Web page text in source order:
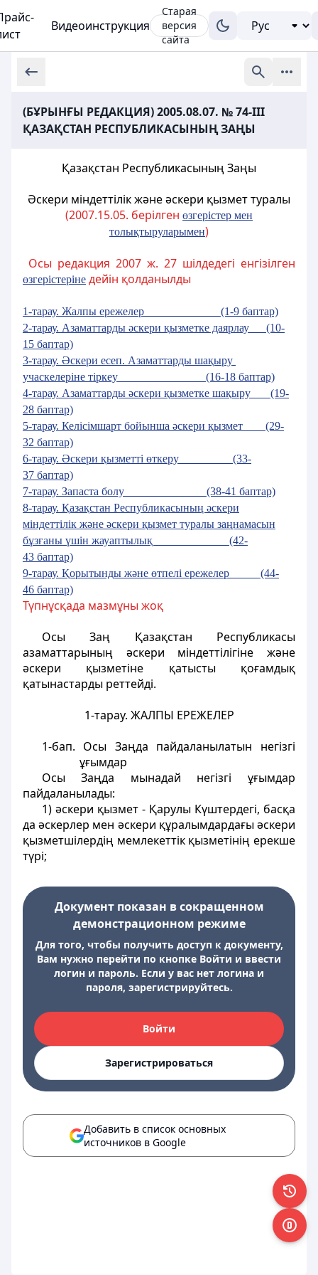
Видеоинструкция
Старая
версия
сайта
(БҰРЫНҒЫ РЕДАКЦИЯ) 2005.08.07. № 74-III
ҚАЗАҚСТАН РЕСПУБЛИКАСЫНЫҢ ЗАҢЫ
Қазақстан Республикасының Заңы
Әскери міндеттілік және әскери қызмет туралы
(2007.15.05. берілген өзгерістер мен
толықтыруларымен)
Осы редакция 2007 ж. 27 шілдедегі енгізілген
өзгерістеріне дейін қолданылды
1-тарау. Жалпы ережелер (1-9 баптар)
2-тарау. Азаматтарды әскери қызметке даярлау (10-
15 баптар)
3-тарау. Әскери есеп. Азаматтарды шақыру
учаскелерiне тiркеу (16-18 баптар)
4-тарау. Азаматтарды әскери қызметке шақыру (19-
28 баптар)
5-тарау. Келісімшарт бойынша әскери қызмет (29-
32 баптар)
6-тарау. Әскери қызметті өткеру (33-
37 баптар)
7-тарау. Запаста болу (38-41 баптар)
8-тарау. Қазақстан Республикасының әскери
мiндеттiлiк және әскери қызмет туралы заңнамасын
бұзғаны үшін жауаптылық (42-
43 баптар)
9-тарау. Қорытынды және өтпелi ережелер (44-
46 баптар)
Түпнұсқада мазмұны жоқ
Осы Заң Қазақстан Республикасы
азаматтарының әскери мiндеттiлiгiне және
әскери қызметiне қатысты қоғамдық
қатынастарды реттейдi.
1-тарау. ЖАЛПЫ ЕРЕЖЕЛЕР
1-бап. Осы Заңда пайдаланылатын негiзгi
ұғымдар
Осы Заңда мынадай негiзгі ұғымдар
пайдаланылады:
1) әскери қызмет - Қарулы Күштердегі, басқа
да әскерлер мен әскери құралымдардағы әскери
қызметшiлердiң мемлекеттік қызметiнiң ерекше
түрі;
Документ показан в сокращенном
демонстрационном режиме
Для того, чтобы получить доступ к документу,
Вам нужно перейти по кнопке Войти и ввести
логин и пароль. Если у вас нет логина и
пароля, зарегистрируйтесь.
Войти
Зарегистрироваться
Добавить в список основных
источников в Google